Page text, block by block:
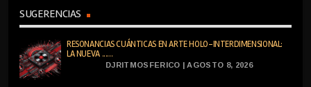
SUGERENCIAS
RESONANCIAS CUÁNTICAS EN ARTE HOLO-INTERDIMENSIONAL:
LA NUEVA ......
DJRITMOSFERICO | AGOSTO 8, 2026